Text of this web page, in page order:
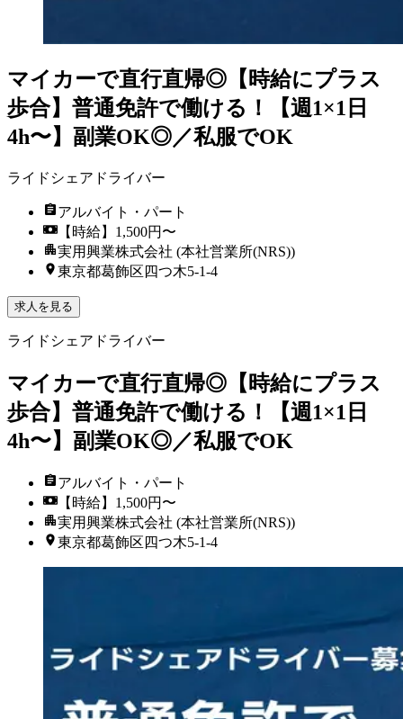
マイカーで直行直帰◎【時給にプラス
歩合】普通免許で働ける！【週1×1日
4h〜】副業OK◎／私服でOK
ライドシェアドライバー
アルバイト・パート
【時給】1,500円〜
実用興業株式会社 (本社営業所(NRS))
東京都葛飾区四つ木5-1-4
求人を見る
ライドシェアドライバー
マイカーで直行直帰◎【時給にプラス
歩合】普通免許で働ける！【週1×1日
4h〜】副業OK◎／私服でOK
アルバイト・パート
【時給】1,500円〜
実用興業株式会社 (本社営業所(NRS))
東京都葛飾区四つ木5-1-4